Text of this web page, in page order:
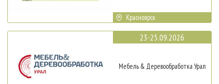
Красноярск
23-25.09.2026
Мебель & Деревообработка Урал